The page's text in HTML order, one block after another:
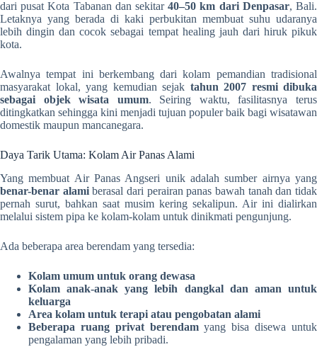
dari pusat Kota Tabanan dan sekitar40–50 km dari Denpasar, Bali.
Letaknya yang berada di kaki perbukitan membuat suhu udaranya
lebih dingin dan cocok sebagai tempat healing jauh dari hiruk pikuk
kota.
Awalnya tempat ini berkembang dari kolam pemandian tradisional
masyarakat lokal, yang kemudian sejak tahun 2007 resmi dibuka
sebagai objek wisata umum. Seiring waktu, fasilitasnya terus
ditingkatkan sehingga kini menjadi tujuan populer baik bagi wisatawan
domestik maupun mancanegara.
Daya Tarik Utama: Kolam Air Panas Alami
Yang membuat Air Panas Angseri unik adalah sumber airnya yang
benar-benar alamiberasal dari perairan panas bawah tanah dan tidak
pernah surut, bahkan saat musim kering sekalipun. Air ini dialirkan
melalui sistem pipa ke kolam-kolam untuk dinikmati pengunjung.
Ada beberapa area berendam yang tersedia:
Kolam umum untuk orang dewasa
Kolam anak-anak yang lebih dangkal dan aman untuk
keluarga
Area kolam untuk terapi atau pengobatan alami
Beberapa ruang privat berendamyang bisa disewa untuk
pengalaman yang lebih pribadi.